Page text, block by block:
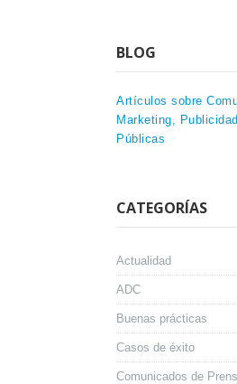
BLOG
Artículos sobre
Marketing,
Públicas
CATEGORÍAS
Actualidad
ADC
Buenas prácticas
Casos de éxito
Comunicados de